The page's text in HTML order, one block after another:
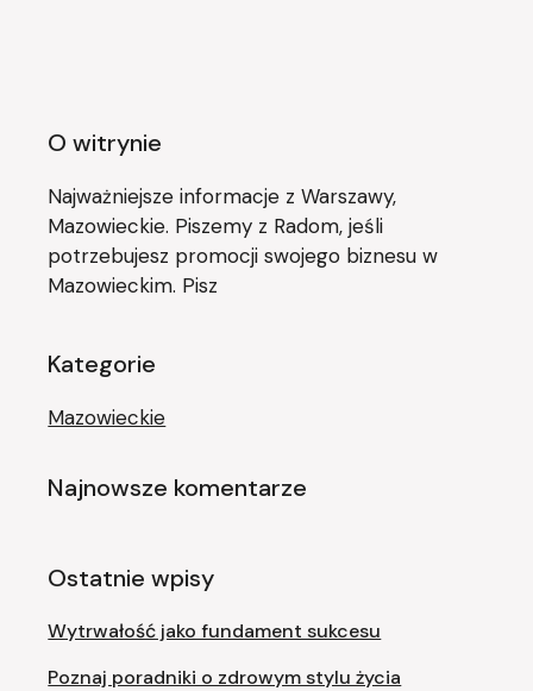
O witrynie
Najważniejsze informacje z Warszawy,
Mazowieckie. Piszemy z Radom, jeśli
potrzebujesz promocji swojego biznesu w
Mazowieckim. Pisz
Kategorie
Mazowieckie
Najnowsze komentarze
Ostatnie wpisy
Wytrwałość jako fundament sukcesu
Poznaj poradniki o zdrowym stylu życia